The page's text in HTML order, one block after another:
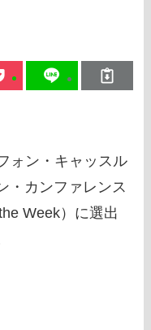
ォン・キャッスル
・カンファレンス
Week）に選出